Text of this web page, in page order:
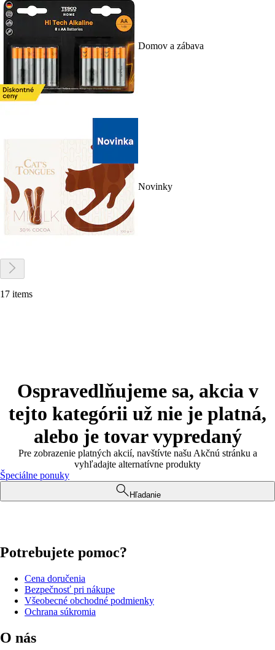
Domov a zábava
Novinky
17 items
Ospravedlňujeme sa, akcia v
tejto kategórii už nie je platná,
alebo je tovar vypredaný
Pre zobrazenie platných akcií, navštívte našu Akčnú stránku a
vyhľadajte alternatívne produkty
Špeciálne ponuky
Hľadanie
Potrebujete pomoc?
Cena doručenia
Bezpečnosť pri nákupe
Všeobecné obchodné podmienky
Ochrana súkromia
O nás